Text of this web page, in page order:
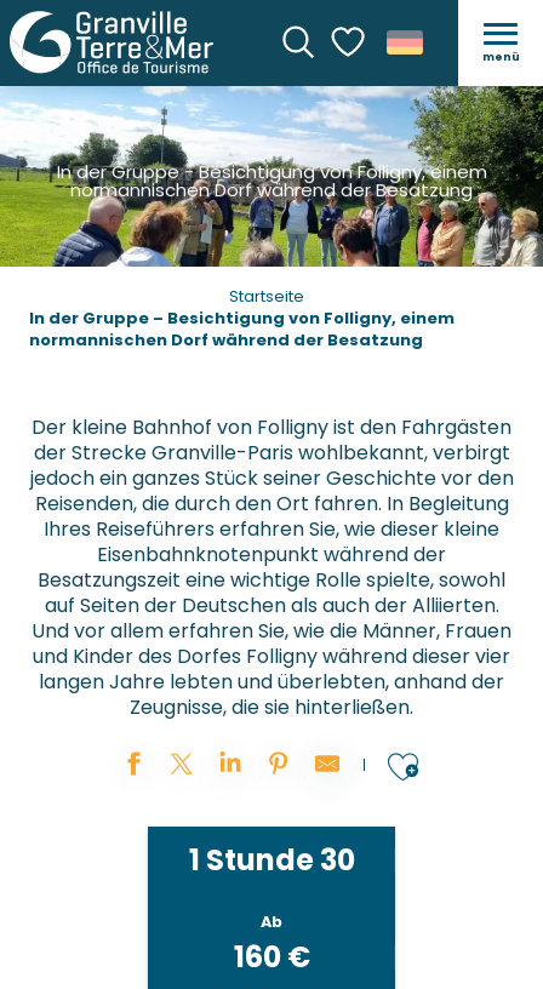
SucheVoir les favoris
menü
In der Gruppe - Besichtigung von Folligny, einem
normannischen Dorf während der Besatzung
Startseite
In der Gruppe – Besichtigung von Folligny, einem
normannischen Dorf während der Besatzung
Der kleine Bahnhof von Folligny ist den Fahrgästen
der Strecke Granville-Paris wohlbekannt, verbirgt
jedoch ein ganzes Stück seiner Geschichte vor den
Reisenden, die durch den Ort fahren. In Begleitung
Ihres Reiseführers erfahren Sie, wie dieser kleine
Eisenbahnknotenpunkt während der
Besatzungszeit eine wichtige Rolle spielte, sowohl
auf Seiten der Deutschen als auch der Alliierten.
Und vor allem erfahren Sie, wie die Männer, Frauen
und Kinder des Dorfes Folligny während dieser vier
langen Jahre lebten und überlebten, anhand der
Zeugnisse, die sie hinterließen.
1 Stunde 30
Ab
160€